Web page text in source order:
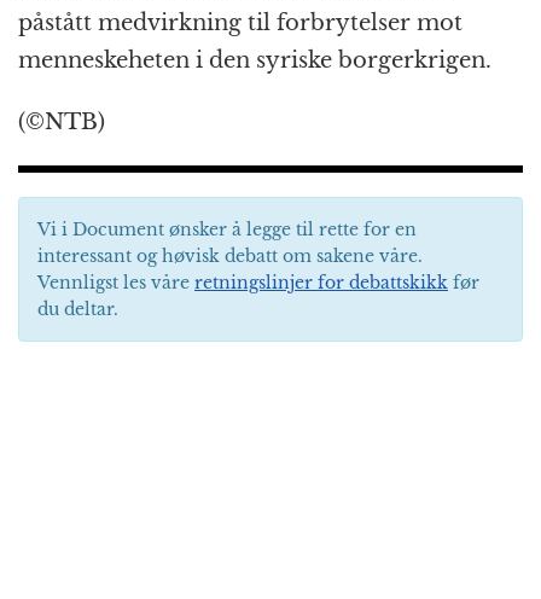
påstått medvirkning til forbrytelser mot
menneskeheten i den syriske borgerkrigen.
(©NTB)
Vi i Document ønsker å legge til rette for en
interessant og høvisk debatt om sakene våre.
Vennligst les våre retningslinjer for debattskikk før
du deltar.